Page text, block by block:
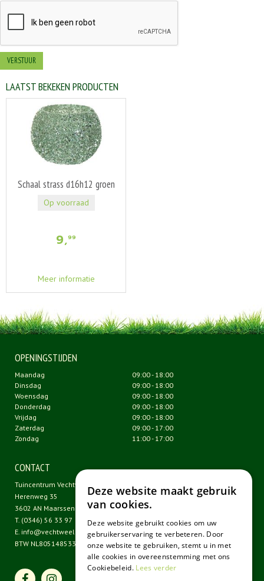
LAATST BEKEKEN PRODUCTEN
Schaal strass d16h12 groen
9,99
Meer informatie
Op voorraad
OPENINGSTIJDEN
Maandag
09:00 - 18:00
Dinsdag
09:00 - 18:00
Woensdag
09:00 - 18:00
Donderdag
09:00 - 18:00
Vrijdag
09:00 - 18:00
Zaterdag
09:00 - 17:00
Zondag
11:00 - 17:00
CONTACT
Tuincentrum Vechtweelde
Herenweg 35
3602 AN Maarssen
T. (0346) 56 33 97
E. info@vechtweelde.nl
BTW NL805148533B01
Deze website maakt gebruik
van cookies.
Deze website gebruikt cookies om uw
gebruikerservaring te verbeteren. Door
onze website te gebruiken, stemt u in met
alle cookies in overeenstemming met ons
Cookiebeleid. Lees verder